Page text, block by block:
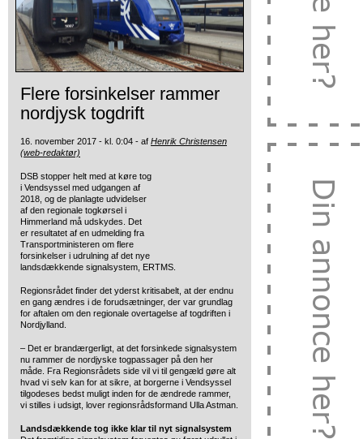
Flere forsinkelser rammer
nordjysk togdrift
16. november 2017 - kl. 0:04 - af Henrik Christensen
(web-redaktør)
DSB stopper helt med at køre tog
i Vendsyssel med udgangen af
2018, og de planlagte udvidelser
af den regionale togkørsel i
Himmerland må udskydes. Det
er resultatet af en udmelding fra
Transportministeren om flere
forsinkelser i udrulning af det nye
landsdækkende signalsystem, ERTMS.
Regionsrådet finder det yderst kritisabelt, at der endnu
en gang ændres i de forudsætninger, der var grundlag
for aftalen om den regionale overtagelse af togdriften i
Nordjylland.
– Det er brandærgerligt, at det forsinkede signalsystem
nu rammer de nordjyske togpassager på den her
måde. Fra Regionsrådets side vil vi til gengæld gøre alt
hvad vi selv kan for at sikre, at borgerne i Vendsyssel
tilgodeses bedst muligt inden for de ændrede rammer,
vi stilles i udsigt, lover regionsrådsformand Ulla Astman.
Landsdækkende tog ikke klar til nyt signalsystem